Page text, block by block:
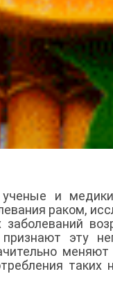
и
раком,
заболеваний
признают эту
таких